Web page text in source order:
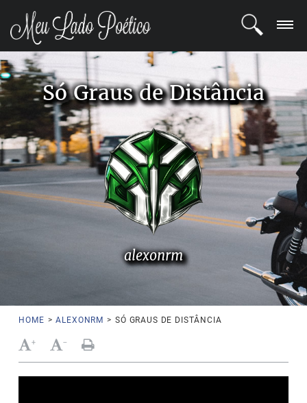
LOGIN
REGISTRO
POETAS
BLOG
COMUNIDADE
Só Graus de Distância
alexonrm
HOME > ALEXONRM > SÓ GRAUS DE DISTÂNCIA
+ -